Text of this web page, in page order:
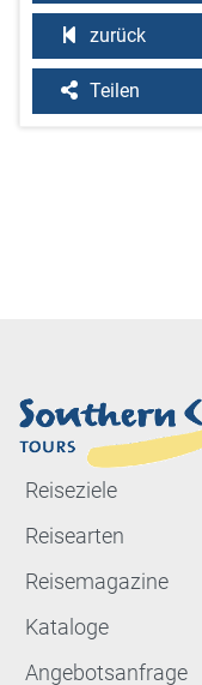
zurück
Teilen
Reiseziele
Reisearten
Reisemagazine
Kataloge
Angebotsanfrage